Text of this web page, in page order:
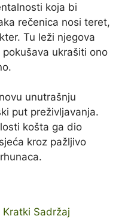
koja bi
rečenica nosi teret,
Tu leži njegova
ukrašiti ono
unutrašnju
put preživljavanja.
košta ga dio
kroz pažljivo
Sadržaj